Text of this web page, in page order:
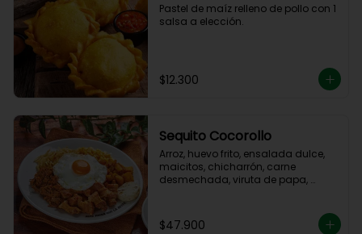
Pastel de maíz relleno de pollo con 1
salsa a elección.
$12.300
Sequito Cocorollo
Arroz, huevo frito, ensalada dulce,
maicitos, chicharrón, carne
desmechada, viruta de papa,
$47.900